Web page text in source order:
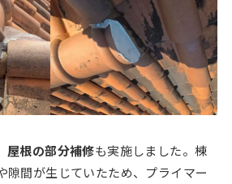
屋根の部分補修も実施しました。棟
隙間が生じていたため、プライマー